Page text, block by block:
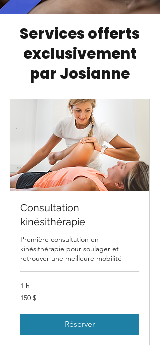
Services offerts
exclusivement
par Josianne
Consultation
kinésithérapie
Première consultation en
kinésithérapie pour soulager et
retrouver une meilleure mobilité
1 h
150 dollars
canadiens
150 $
Réserver